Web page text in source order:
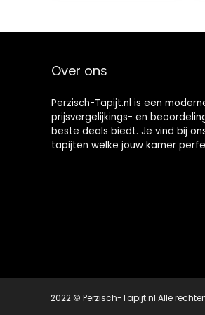
Over ons
Perzisch-Tapijt.nl is een
prijsvergelijkings- en
beste deals biedt. Je vind bij
tapijten welke jouw kamer
2022 © Perzisch-Tapijt.nl Alle